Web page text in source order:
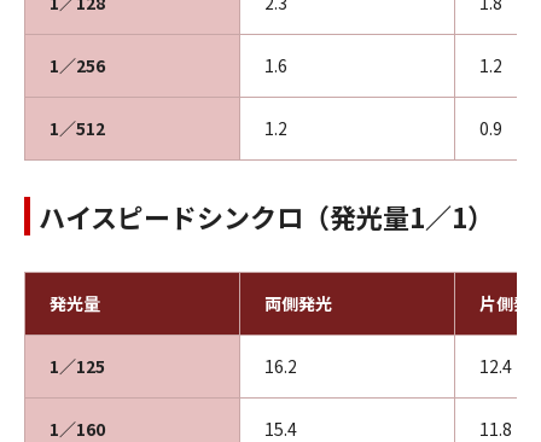
1／256 1.6 1.2
1／512 1.2 0.9
ハイスピードシンクロ（発光量1／1）
発光量 両側発光 片側発
1／125 16.2 12.4
1／160 15.4 11.8